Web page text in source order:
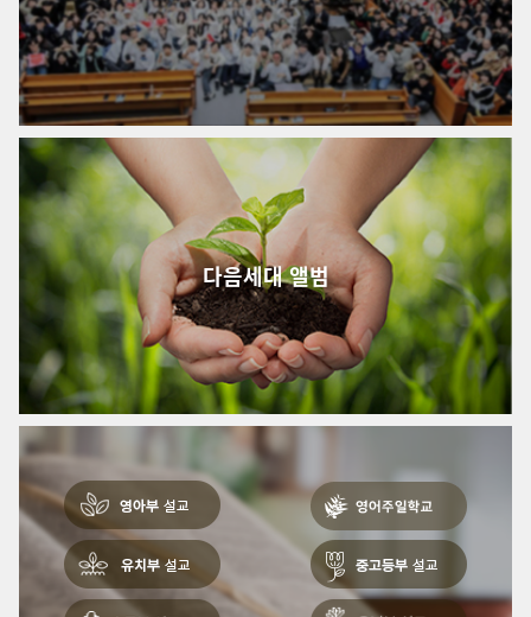
다음세대 앨범